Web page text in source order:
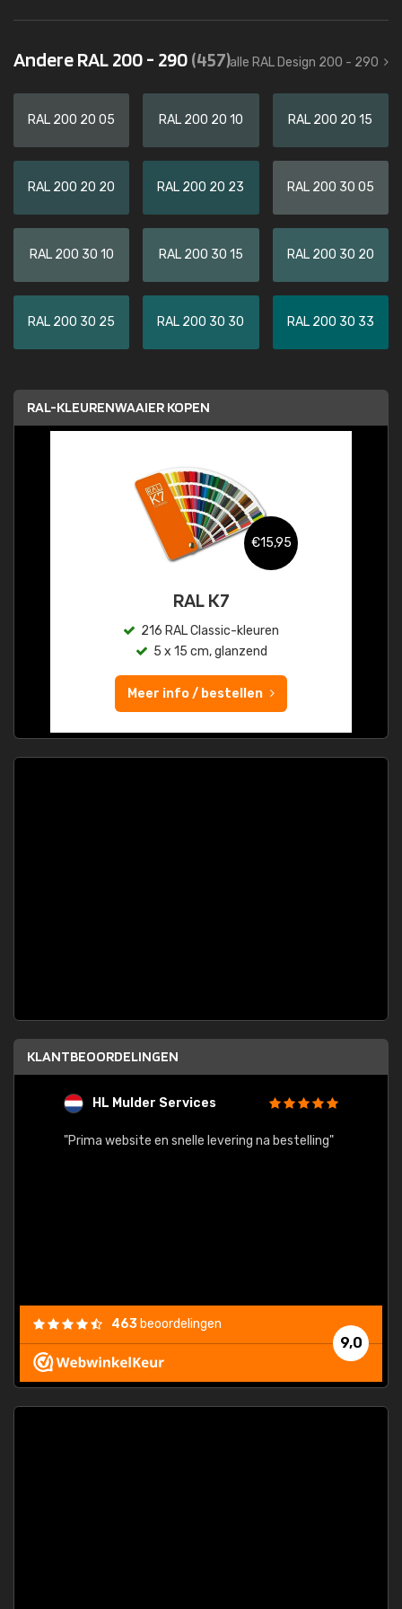
Andere RAL 200 - 290(457)alle RAL Design 200 - 290
RAL 200 20 05 RAL 200 20 10 RAL 200 20 15
RAL 200 20 20 RAL 200 20 23 RAL 200 30 05
RAL 200 30 10 RAL 200 30 15 RAL 200 30 20
RAL 200 30 25 RAL 200 30 30 RAL 200 30 33
RAL-KLEURENWAAIER KOPEN
€15,95
RAL K7
216 RAL Classic-kleuren
5 x 15 cm, glanzend
Meer info / bestellen
KLANTBEOORDELINGEN
HL Mulder Services
"Prima website en snelle levering na bestelling"
9,0
463 beoordelingen